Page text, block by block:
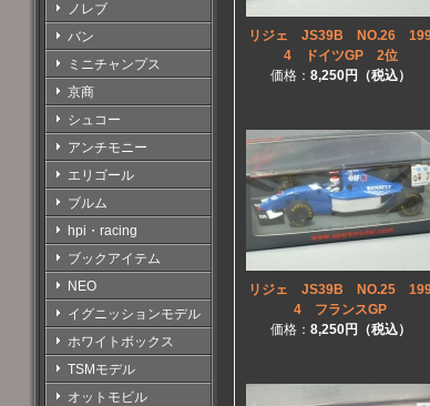
リジェ JS39B NO.26
4 ドイツGP 2位
価格： 8,250円（税込）
リジェ JS39B NO.25
4 フランスGP
価格： 8,250円（税込）
ノレブ
バン
ミニチャンプス
京商
シュコー
アンチモニー
エリゴール
ブルム
hpi・racing
ブックアイテム
NEO
イグニッションモデル
ホワイトボックス
TSMモデル
オットモビル